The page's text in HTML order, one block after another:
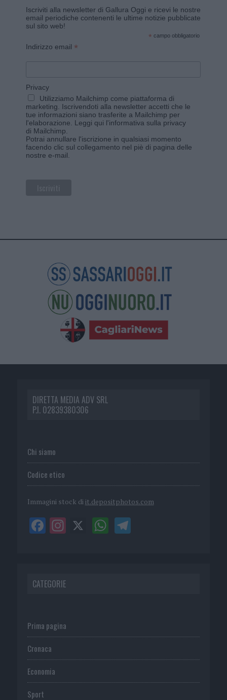
Iscriviti alla newsletter di Gallura Oggi e ricevi le nostre
email periodiche contenenti le ultime notizie pubblicate
sul sito web!
* campo obbligatorio
Indirizzo email *
Privacy
Utilizziamo Mailchimp come piattaforma di
marketing. Iscrivendoti alla newsletter accetti che le
tue informazioni siano trasferite a Mailchimp per
l'elaborazione. Leggi qui l'informativa sulla privacy
di Mailchimp
Potrai annullare l'iscrizione in qualsiasi momento
facendo clic sul collegamento nel piè di pagina delle
nostre e-mail.
DIRETTA MEDIA ADV SRL
P.I. 02839380306
Chi siamo
Codice etico
Immagini stock di it.depositphotos.com
CATEGORIE
Prima pagina
Cronaca
Economia
Sport